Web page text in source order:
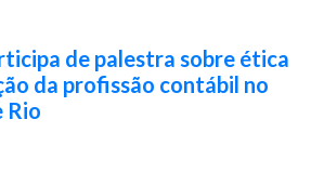
de palestra sobre ética
da profissão contábil no
Rio